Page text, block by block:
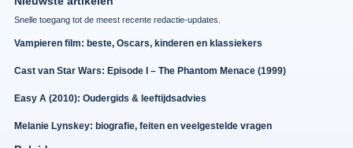
Snelle toegang tot de meest recente redactie-updates.
Vampieren film: beste, Oscars, kinderen en klassiekers
Cast van Star Wars: Episode I – The Phantom Menace (1999)
Easy A (2010): Oudergids & leeftijdsadvies
Melanie Lynskey: biografie, feiten en veelgestelde vragen